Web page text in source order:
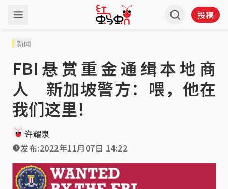
投稿
新闻
FBI悬赏重金通缉本地商
人 新加坡警方：喂，他在
我们这里！
许耀泉
发布:2022年11月07日 14:22